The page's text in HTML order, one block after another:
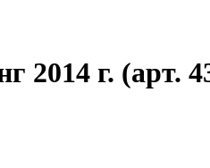
2014 г. (арт.